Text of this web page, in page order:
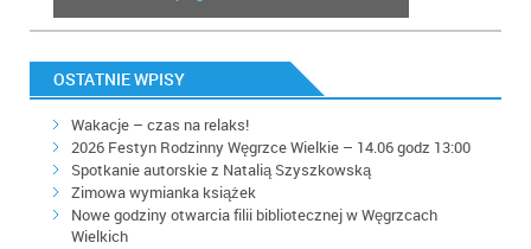
OSTATNIE WPISY
Wakacje – czas na relaks!
2026 Festyn Rodzinny Węgrzce Wielkie – 14.06 godz 13:00
Spotkanie autorskie z Natalią Szyszkowską
Zimowa wymianka książek
Nowe godziny otwarcia filii bibliotecznej w Węgrzcach
Wielkich